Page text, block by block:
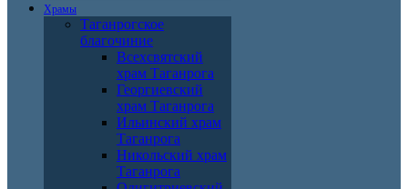
Храмы
Таганрогское
благочиние
Всехсвятский
храм Таганрога
Георгиевский
храм Таганрога
Ильинский храм
Таганрога
Никольский храм
Таганрога